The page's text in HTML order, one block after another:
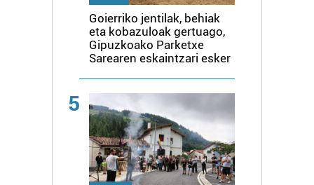
Goierriko jentilak, behiak
eta kobazuloak gertuago,
Gipuzkoako Parketxe
Sarearen eskaintzari esker
5